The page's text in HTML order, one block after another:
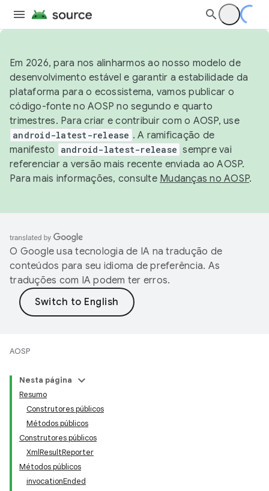
Em 2026, para nos alinharmos ao nosso modelo de
desenvolvimento estável e garantir a estabilidade da
plataforma para o ecossistema, vamos publicar o
código-fonte no AOSP no segundo e quarto
trimestres. Para criar e contribuir com o AOSP, use
android-latest-release . A ramificação de
manifesto
android-latest-release sempre vai
referenciar a versão mais recente enviada ao AOSP.
Para mais informações, consulte Mudanças no AOSP.
O Google usa tecnologia de IA na tradução de
conteúdos para seu idioma de preferência. As
traduções com IA podem ter erros.
AOSP
Nesta página
Resumo
Construtores públicos
Métodos públicos
Construtores públicos
XmlResultReporter
Métodos públicos
invocationEnded